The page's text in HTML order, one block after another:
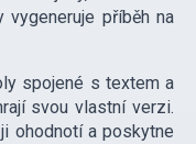
vygeneruje příběh na
spojené s textem a
svou vlastní verzi.
ohodnotí a poskytne